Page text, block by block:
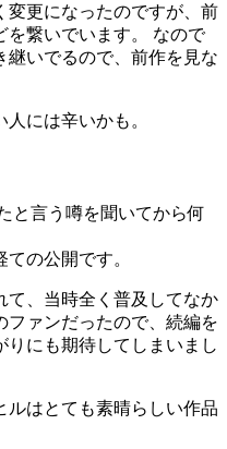
変更になったのですが、前
を繋いでいます。 なので
継いでるので、前作を見な
には辛いかも。
と言う噂を聞いてから何
の公開です。
て、当時全く普及してなか
ファンだったので、続編を
りにも期待してしまいまし
ルはとても素晴らしい作品